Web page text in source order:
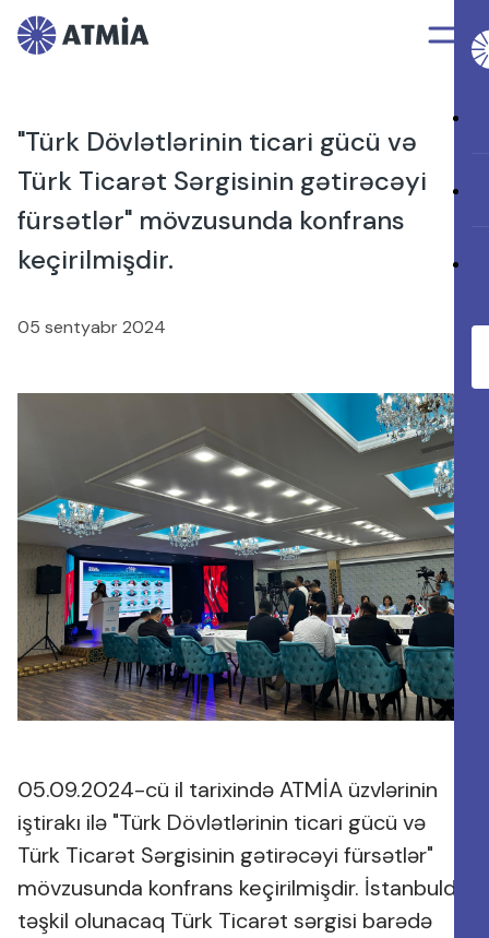
"Türk Dövlətlərinin ticari gücü və
Türk Ticarət Sərgisinin gətirəcəyi
fürsətlər" mövzusunda konfrans
keçirilmişdir.
05 sentyabr 2024
05.09.2024-cü il tarixində ATMİA üzvlərinin
iştirakı ilə "Türk Dövlətlərinin ticari gücü və
Türk Ticarət Sərgisinin gətirəcəyi fürsətlər"
mövzusunda konfrans keçirilmişdir. İstanbulda
təşkil olunacaq Türk Ticarət sərgisi barədə